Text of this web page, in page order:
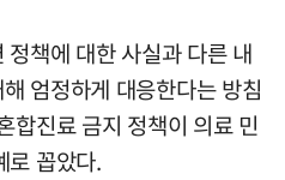
책에 대한 사실과 다른 내
엄정하게 대응한다는 방침
합진료 금지 정책이 의료 민
로 꼽았다.